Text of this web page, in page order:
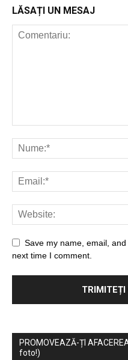
LĂSAȚI UN MESAJ
Save my name, email,
next time I comment.
PROMOVEAZĂ-ȚI
foto!)